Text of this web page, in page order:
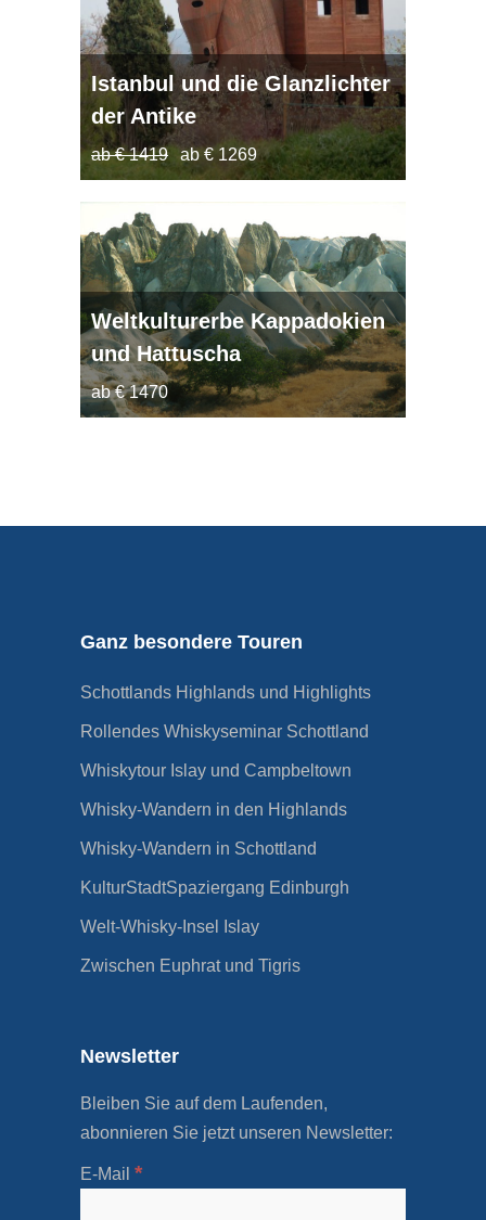
Istanbul und die Glanzlichter
der Antike
ab € 1419 ab € 1269
Weltkulturerbe Kappadokien
und Hattuscha
ab € 1470
Ganz besondere Touren
Schottlands Highlands und Highlights
Rollendes Whiskyseminar Schottland
Whiskytour Islay und Campbeltown
Whisky-Wandern in den Highlands
Whisky-Wandern in Schottland
KulturStadtSpaziergang Edinburgh
Welt-Whisky-Insel Islay
Zwischen Euphrat und Tigris
Newsletter
Bleiben Sie auf dem Laufenden,
abonnieren Sie jetzt unseren Newsletter:
E-Mail *